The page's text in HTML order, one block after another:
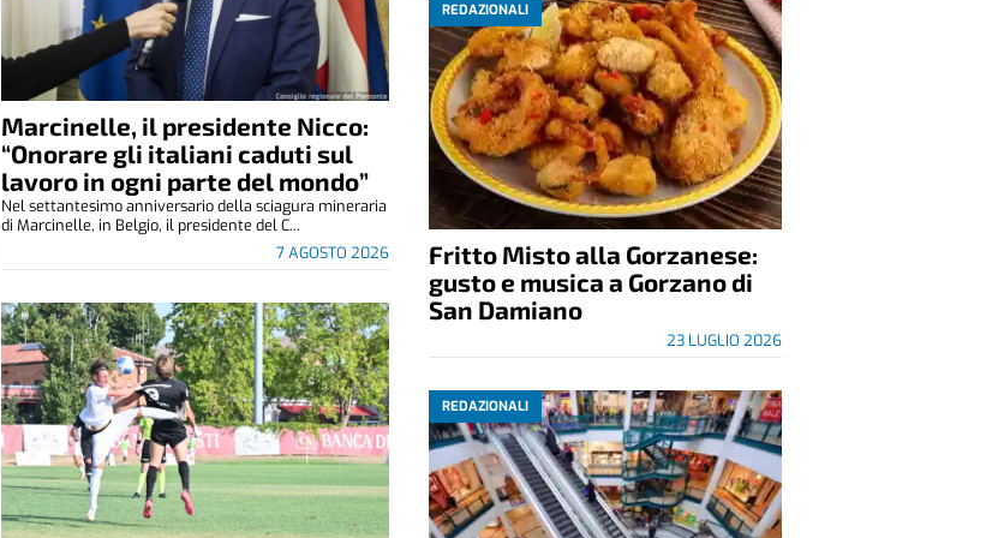
Marcinelle, il presidente Nicco:
“Onorare gli italiani caduti sul
lavoro in ogni parte del mondo”
7 AGOSTO 2026
Nel settantesimo anniversario della sciagura mineraria
di Marcinelle, in Belgio, il presidente del C...
REDAZIONALI
Fritto Misto alla Gorzanese:
gusto e musica a Gorzano di
San Damiano
23 LUGLIO 2026
REDAZIONALI